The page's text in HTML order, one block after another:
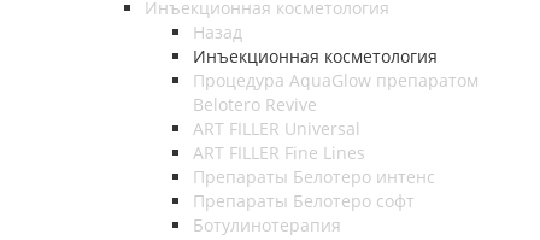
Инъекционная косметология
Назад
Инъекционная косметология
Процедура AquaGlow препаратом
Belotero Revive
ART FILLER Universal
ART FILLER Fine Lines
Препараты Белотеро интенс
Препараты Белотеро софт
Ботулинотерапия